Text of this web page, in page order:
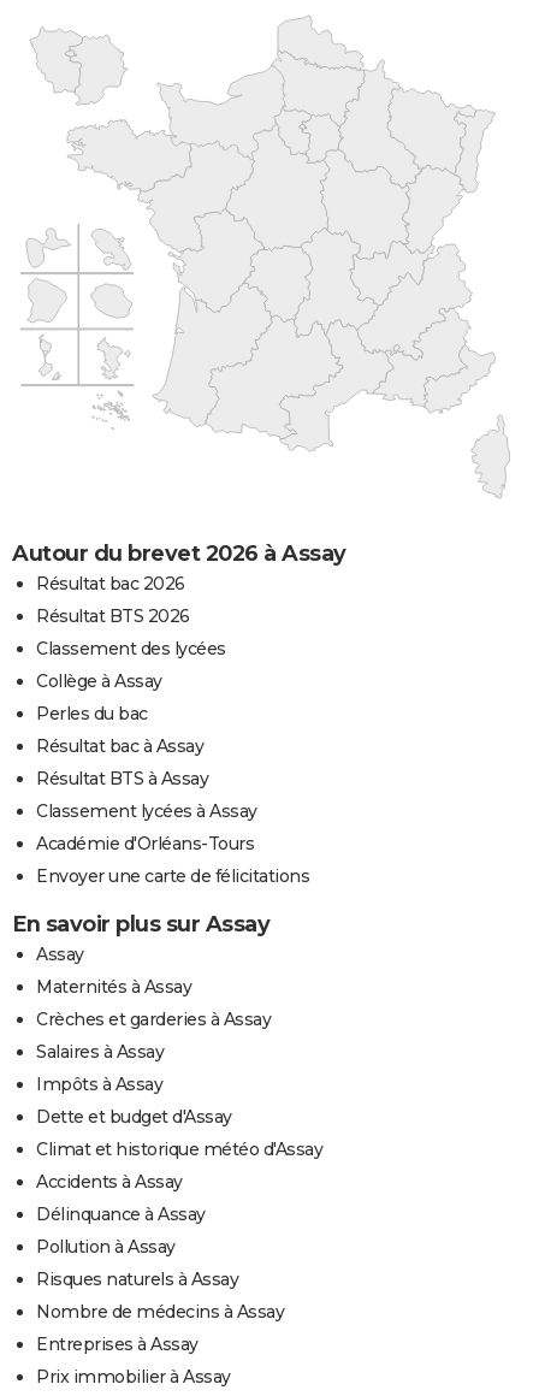
Autour du brevet 2026 à Assay
Résultat bac 2026
Résultat BTS 2026
Classement des lycées
Collège à Assay
Perles du bac
Résultat bac à Assay
Résultat BTS à Assay
Classement lycées à Assay
Académie d'Orléans-Tours
Envoyer une carte de félicitations
En savoir plus sur Assay
Assay
Maternités à Assay
Crèches et garderies à Assay
Salaires à Assay
Impôts à Assay
Dette et budget d'Assay
Climat et historique météo d'Assay
Accidents à Assay
Délinquance à Assay
Pollution à Assay
Risques naturels à Assay
Nombre de médecins à Assay
Entreprises à Assay
Prix immobilier à Assay